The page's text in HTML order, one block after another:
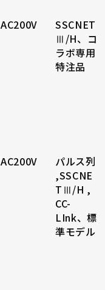
AC200V
SSCNET
Ⅲ/H、コ
ラボ専用
特注品
AC200V
パルス列
,SSCNE
TⅢ/H ,
CC-
LInk、標
準モデル